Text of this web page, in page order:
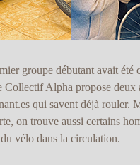
groupe débutant avait été
Alpha propose deux
qui savent déjà rouler.
on trouve aussi certains
vélo dans la circulation.